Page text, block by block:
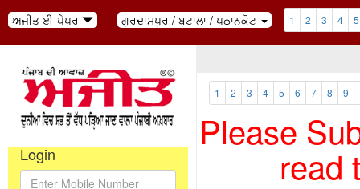
ਅਜੀਤ ਈ-ਪੇਪਰ ਗੁਰਦਾਸਪੁਰ / ਬਟਾਲਾ / ਪਠਾਨਕੋਟ 1 2 3 4 5
Login
1 2 3 4 5 6 7 8 9
Please
read